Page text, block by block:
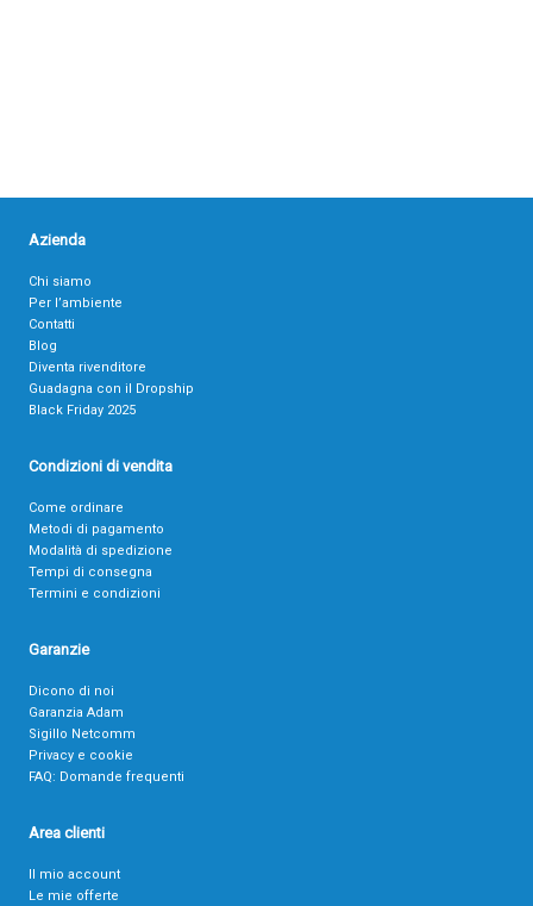
Azienda
Chi siamo
Per l’ambiente
Contatti
Blog
Diventa rivenditore
Guadagna con il Dropship
Black Friday 2025
Condizioni di vendita
Come ordinare
Metodi di pagamento
Modalità di spedizione
Tempi di consegna
Termini e condizioni
Garanzie
Dicono di noi
Garanzia Adam
Sigillo Netcomm
Privacy e cookie
FAQ: Domande frequenti
Area clienti
Il mio account
Le mie offerte